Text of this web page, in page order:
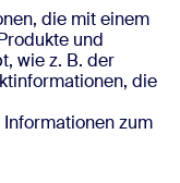
die mit einem
und
wie z. B. der
die
zum